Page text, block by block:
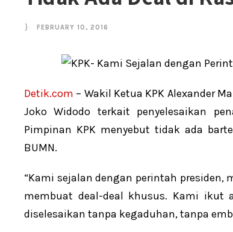
FEBRUARY 10, 2016
Detik.com – Wakil Ketua KPK Alexander
Joko Widodo terkait penyelesaikan
Pimpinan KPK menyebut tidak ada
BUMN.
“Kami sejalan dengan perintah
membuat deal-deal khusus. Kami ikut
diselesaikan tanpa kegaduhan, tanpa